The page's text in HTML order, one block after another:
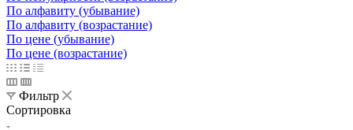
По алфавиту (убывание)
По алфавиту (возрастание)
По цене (убывание)
По цене (возрастание)
Фильтр
Сортировка